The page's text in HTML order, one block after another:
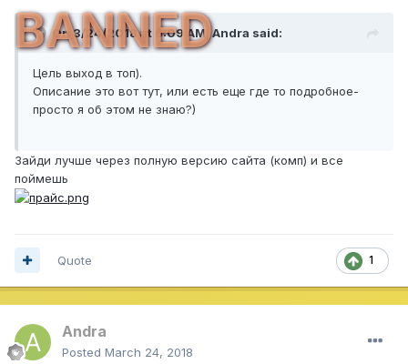
BANNED
On 3/24/2018 at 6:09 AM,Andra said:
Цель выход в топ).
Описание это вот тут, или есть еще где то подробное-
просто я об этом не знаю?)
Зайди лучше через полную версию сайта (комп) и все
поймешь
1
Quote
Andra
Posted March 24, 2018